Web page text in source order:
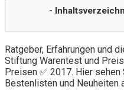
-
Ratgeber, Erfahrungen und
Stiftung Warentest und
Preisen ✅ 2017. Hier
Bestenlisten und Neuheiten